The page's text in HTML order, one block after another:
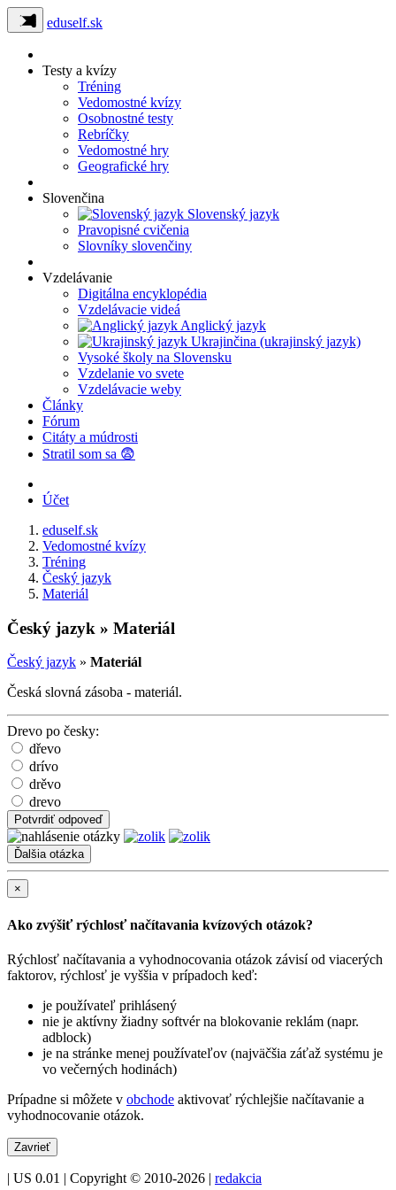
eduself.sk
Testy a kvízy
Tréning
Vedomostné kvízy
Osobnostné testy
Rebríčky
Vedomostné hry
Geografické hry
Slovenčina
Slovenský jazyk
Pravopisné cvičenia
Slovníky slovenčiny
Vzdelávanie
Digitálna encyklopédia
Vzdelávacie videá
Anglický jazyk
Ukrajinčina (ukrajinský jazyk)
Vysoké školy na Slovensku
Vzdelanie vo svete
Vzdelávacie weby
Články
Fórum
Citáty a múdrosti
Stratil som sa 😨
Účet
eduself.sk
Vedomostné kvízy
Tréning
Český jazyk
Materiál
Český jazyk » Materiál
Český jazyk » Materiál
Česká slovná zásoba - materiál.
Drevo po česky:
dřevo
drívo
drěvo
drevo
Potvrdiť odpoveď
×
Ako zvýšiť rýchlosť načítavania kvízových otázok?
Rýchlosť načítavania a vyhodnocovania otázok závisí od viacerých
faktorov, rýchlosť je vyššia v prípadoch keď:
je používateľ prihlásený
nie je aktívny žiadny softvér na blokovanie reklám (napr.
adblock)
je na stránke menej používateľov (najväčšia záťaž systému je
vo večerných hodinách)
Prípadne si môžete v obchode aktivovať rýchlejšie načítavanie a
vyhodnocovanie otázok.
Zavrieť
| US 0.01 | Copyright © 2010-2026 | redakcia